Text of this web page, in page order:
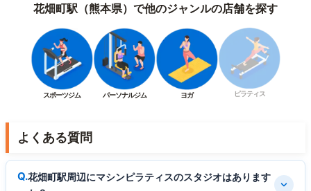
花畑町駅（熊本県）で他のジャンルの店舗を探す
スポーツジム パーソナルジム ヨガ ピラティス
よくある質問
花畑町駅周辺にマシンピラティスのスタジオはあります